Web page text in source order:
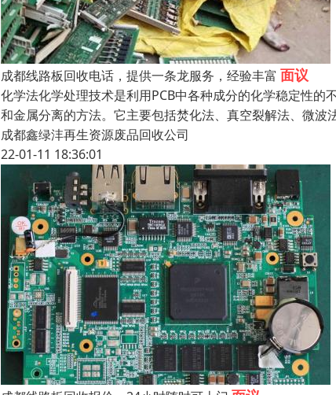
成都线路板回收电话，提供一条龙服务，经验丰富 面议
化学法化学处理技术是利用PCB中各种成分的化学稳定性
和金属分离的方法。它主要包括焚化法、真空裂解法、微
成都鑫绿沣再生资源废品回收公司
22-01-11 18:36:01